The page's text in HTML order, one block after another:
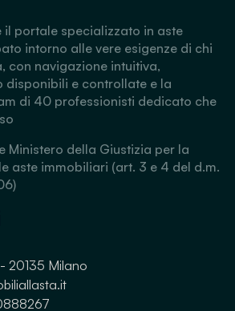
il portale specializzato in aste
intorno alle vere esigenze di chi
con navigazione intuitiva,
disponibili e controllate e la
di 40 professionisti dedicato che
Ministero della Giustizia per la
aste immobiliari (art. 3 e 4 del d.m.
20135 Milano